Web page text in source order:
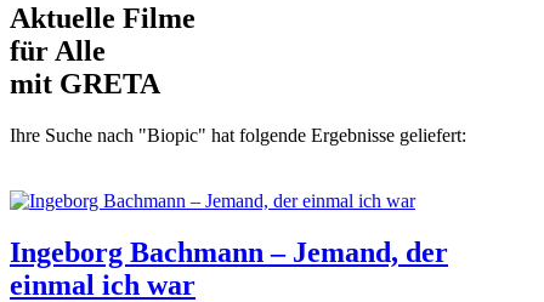
Aktuelle Filme
für Alle
mit GRETA
Ihre Suche nach "Biopic" hat folgende Ergebnisse geliefert:
Ingeborg Bachmann – Jemand, der
einmal ich war